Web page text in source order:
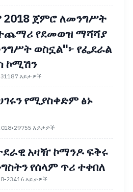
ጀምሮ ለመንግሥት
የደመወዝ ማሻሻያ
ወስኗል"፦ የፌደራል
ኮሚሽን
31187 እይታዎች
የሚያስቀድም ፅኑ
•29755 እይታዎች
አዛዥ ኮማንዶ ፍቅሩ
የሰላም ጥሪ ተቀበለ
•23416 እይታዎች